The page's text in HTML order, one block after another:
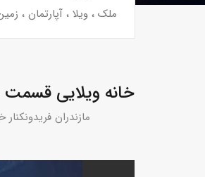
خانه ویلایی قسمت
مازندران فریدونکنار